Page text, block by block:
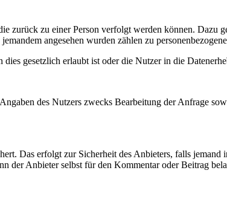
zurück zu einer Person verfolgt werden können. Dazu
angesehen wurden zählen zu
gesetzlich erlaubt ist oder die Nutzer in die
des Nutzers zwecks Bearbeitung der Anfrage
Das erfolgt zur Sicherheit des Anbieters, falls jemand
Anbieter selbst für den Kommentar oder Beitrag